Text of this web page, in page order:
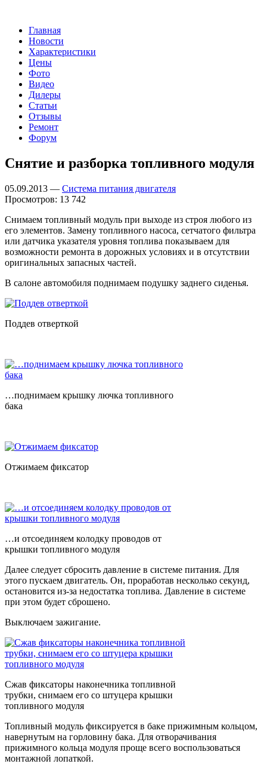
Главная
Новости
Характеристики
Цены
Фото
Видео
Дилеры
Статьи
Отзывы
Ремонт
Форум
Снятие и разборка топливного модуля
05.09.2013 — Система питания двигателя
Просмотров: 13 742
Снимаем топливный модуль при выходе из строя любого из
его элементов. Замену топливного насоса, сетчатого фильтра
или датчика указателя уровня топлива показываем для
возможности ремонта в дорожных условиях и в отсутствии
оригинальных запасных частей.
В салоне автомобиля поднимаем подушку заднего сиденья.
Поддев отверткой
…поднимаем крышку лючка топливного
бака
Отжимаем фиксатор
…и отсоединяем колодку проводов от
крышки топливного модуля
Далее следует сбросить давление в системе питания. Для
этого пускаем двигатель. Он, проработав несколько секунд,
остановится из-за недостатка топлива. Давление в системе
при этом будет сброшено.
Выключаем зажигание.
Сжав фиксаторы наконечника топливной
трубки, снимаем его со штуцера крышки
топливного модуля
Топливный модуль фиксируется в баке прижимным кольцом,
навернутым на горловину бака. Для отворачивания
прижимного кольца модуля проще всего воспользоваться
монтажной лопаткой.